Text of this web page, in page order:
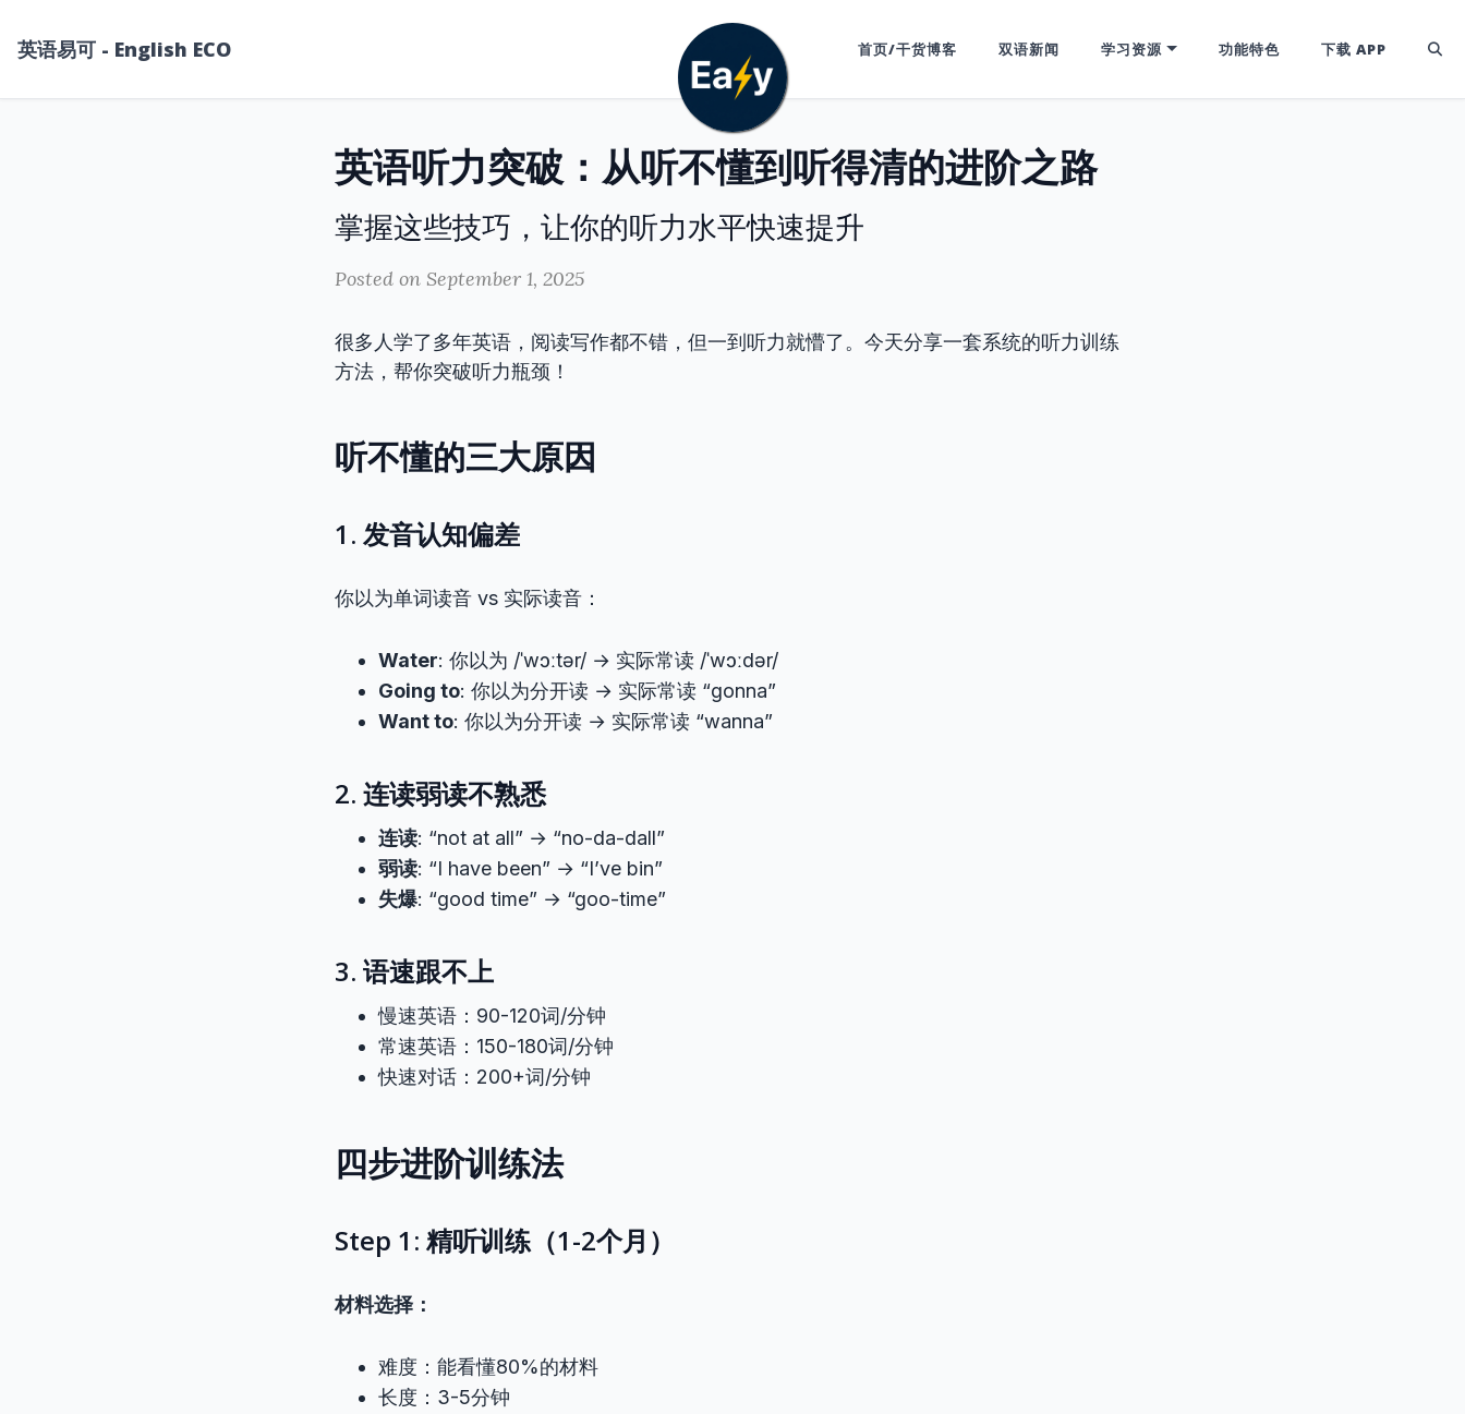
英语易可 - English ECO 首页/干货博客 双语新闻 学习资源 功能特色 下载 APP
英语听力突破：从听不懂到听得清的进阶之路
掌握这些技巧，让你的听力水平快速提升
Posted on September 1, 2025
很多人学了多年英语，阅读写作都不错，但一到听力就懵了。今天分享一套系统的听力训练
方法，帮你突破听力瓶颈！
听不懂的三大原因
1. 发音认知偏差
你以为单词读音 vs 实际读音：
Water: 你以为 /ˈwɔːtər/ → 实际常读 /ˈwɔːdər/
Going to: 你以为分开读 → 实际常读 “gonna”
Want to: 你以为分开读 → 实际常读 “wanna”
2. 连读弱读不熟悉
连读: “not at all” → “no-da-dall”
弱读: “I have been” → “I’ve bin”
失爆: “good time” → “goo-time”
3. 语速跟不上
慢速英语：90-120词/分钟
常速英语：150-180词/分钟
快速对话：200+词/分钟
四步进阶训练法
Step 1: 精听训练（1-2个月）
材料选择：
难度：能看懂80%的材料
长度：3-5分钟